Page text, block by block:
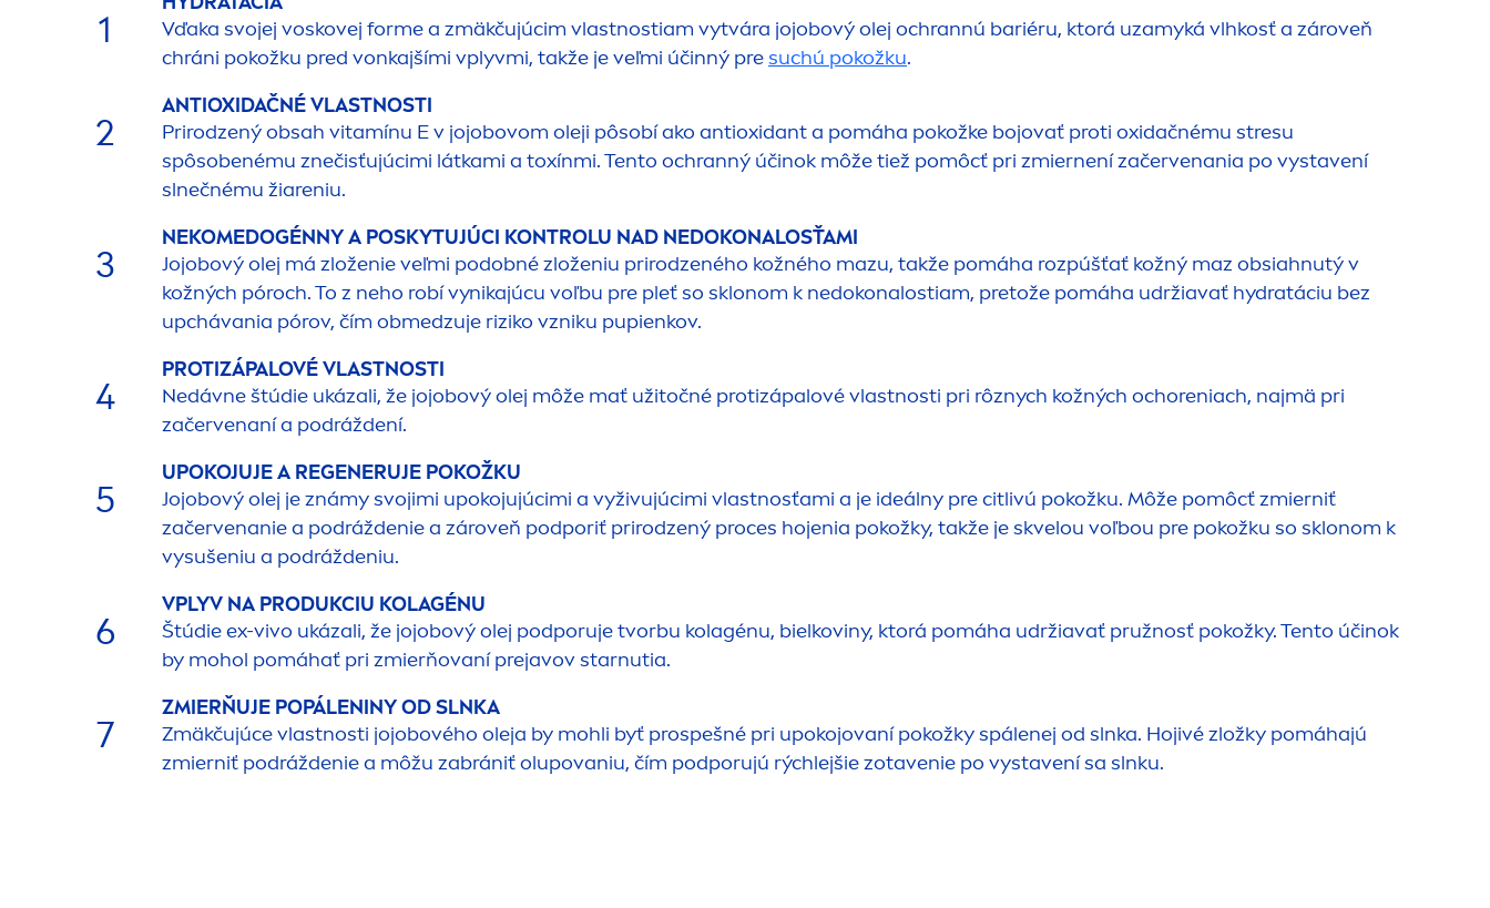
1
Vďaka svojej voskovej forme a zmäkčujúcim vlastnostiam vytvára jojobový olej ochrannú bariéru, ktorá uzamyká vlhkosť a zároveň
chráni pokožku pred vonkajšími vplyvmi, takže je veľmi účinný presuchú pokožku.
2
ANTIOXIDAČNÉ VLASTNOSTI
Prirodzený obsah vitamínu E v jojobovom oleji pôsobí ako antioxidant a pomáha pokožke bojovať proti oxidačnému stresu
spôsobenému znečisťujúcimi látkami a toxínmi. Tento ochranný účinok môže tiež pomôcť pri zmiernení začervenania po vystavení
slnečnému žiareniu.
3
NEKOMEDOGÉNNY A POSKYTUJÚCI KONTROLU NAD NEDOKONALOSŤAMI
Jojobový olej má zloženie veľmi podobné zloženiu prirodzeného kožného mazu, takže pomáha rozpúšťať kožný maz obsiahnutý v
kožných póroch. To z neho robí vynikajúcu voľbu pre pleť so sklonom k nedokonalostiam, pretože pomáha udržiavať hydratáciu bez
upchávania pórov, čím obmedzuje riziko vzniku pupienkov.
4
PROTIZÁPALOVÉ VLASTNOSTI
Nedávne štúdie ukázali, že jojobový olej môže mať užitočné protizápalové vlastnosti pri rôznych kožných ochoreniach, najmä pri
začervenaní a podráždení.
5
UPOKOJUJE A REGENERUJE POKOŽKU
Jojobový olej je známy svojimi upokojujúcimi a vyživujúcimi vlastnosťami a je ideálny pre citlivú pokožku. Môže pomôcť zmierniť
začervenanie a podráždenie a zároveň podporiť prirodzený proces hojenia pokožky, takže je skvelou voľbou pre pokožku so sklonom k
vysušeniu a podráždeniu.
6
VPLYV NA PRODUKCIU KOLAGÉNU
Štúdie ex-vivo ukázali, že jojobový olej podporuje tvorbu kolagénu, bielkoviny, ktorá pomáha udržiavať pružnosť pokožky. Tento účinok
by mohol pomáhať pri zmierňovaní prejavov starnutia.
7
ZMIERŇUJE POPÁLENINY OD SLNKA
Zmäkčujúce vlastnosti jojobového oleja by mohli byť prospešné pri upokojovaní pokožky spálenej od slnka. Hojivé zložky pomáhajú
zmierniť podráždenie a môžu zabrániť olupovaniu, čím podporujú rýchlejšie zotavenie po vystavení sa slnku.